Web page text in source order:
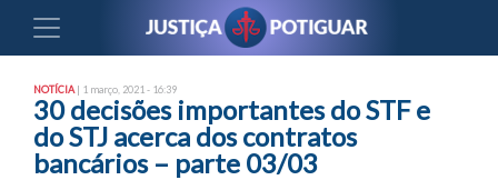
NOTÍCIA | 1 março, 2021 - 16:39
30 decisões importantes do STF e
do STJ acerca dos contratos
bancários – parte 03/03